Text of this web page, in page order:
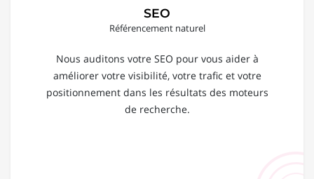
SEO
Référencement naturel
Nous auditons votre SEO pour vous aider à
améliorer votre visibilité, votre trafic et votre
positionnement dans les résultats des moteurs
de recherche.